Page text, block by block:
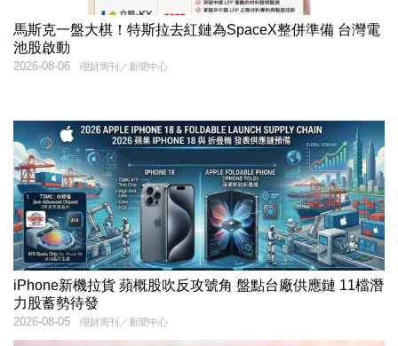
馬斯克一盤大棋！特斯拉去紅鏈為SpaceX整併準備 台灣電
池股啟動
理財周刊／新聞中心
2026-08-06
iPhone新機拉貨 蘋概股吹反攻號角 盤點台廠供應鏈 11檔潛
力股蓄勢待發
理財周刊／新聞中心
2026-08-05